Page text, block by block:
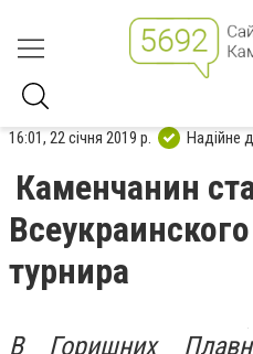
16:01, 22 січня 2019 р. Надійне
Каменчанин
турнира
В Горишних